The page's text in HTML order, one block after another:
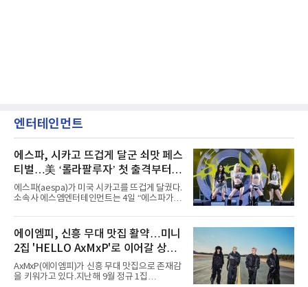
엔터테인먼트
에스파, 시카고 뜨겁게 달군 쇠맛 페스
티벌…美 ‘롤라팔루자’ 첫 출격부터
증명한 존재감
에스파(aespa)가 미국 시카고를 뜨겁게 달궜다.
소속사 에스엠엔터테인먼트는 4일 “에스파가
서 열린 ‘롤라팔루자 시카고’(Lollapalooza
Chicago)의 알리안츠 스테이지에 올랐다”며
“총 14곡으로 구성된 세트리스트를 선사, 데뷔 7
년 차다운 노련한 무대 매너와 파워풀한 에너지
로 현장의 분위기를 압도했다”고 밝혔다.1991
년 시작된 ‘롤라팔루자’는 8개 스테이지, 170여
팀의 아티스트와 40만 명 이상의 관객이 운집하
에이엠피, 신흥 무대 맛집 활약…미니
2집 'HELLO AxMxP'로 이어갈 상승
세
AxMxP(에이엠피)가 신흥 무대 맛집으로 존재감
을 키워가고 있다.지난해 9월 정규 1집